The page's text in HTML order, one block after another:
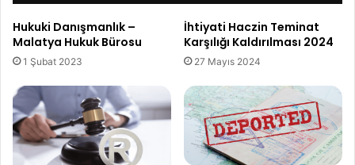
Hukuki Danışmanlık –
Malatya Hukuk Bürosu
1 Şubat 2023
İhtiyati Haczin Teminat
Karşılığı Kaldırılması 2024
27 Mayıs 2024